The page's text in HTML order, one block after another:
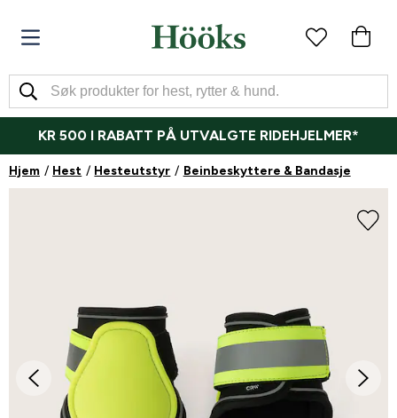
KR 500 I RABATT PÅ UTVALGTE RIDEHJELMER*
Hjem Hest Hesteutstyr Beinbeskyttere & Bandasje